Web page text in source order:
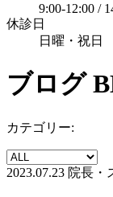
9:00-12:00 /
休診日
日曜・祝日
ブログ
カテゴリー:
2023.07.23 院長・